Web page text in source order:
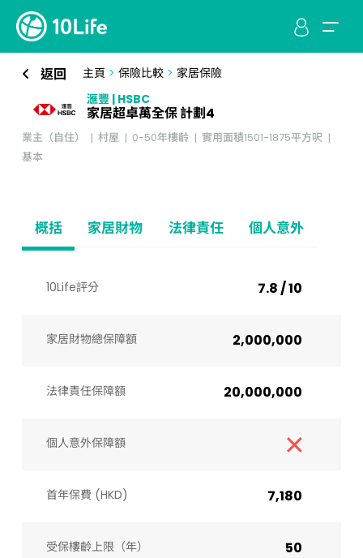
返回 主頁 > 保險比較> 家居保險
滙豐 | HSBC
家居超卓萬全保 計劃4
業主（自住） 村屋 0-50年樓齡
實用面積1501-1875平方呎
基本
概括 家居財物 法律責任 個人意外
10Life評分 7.8 / 10
家居財物總保障額 2,000,000
法律責任保障額 20,000,000
個人意外保障額
首年保費 (HKD) 7,180
受保樓齡上限（年）​ 50